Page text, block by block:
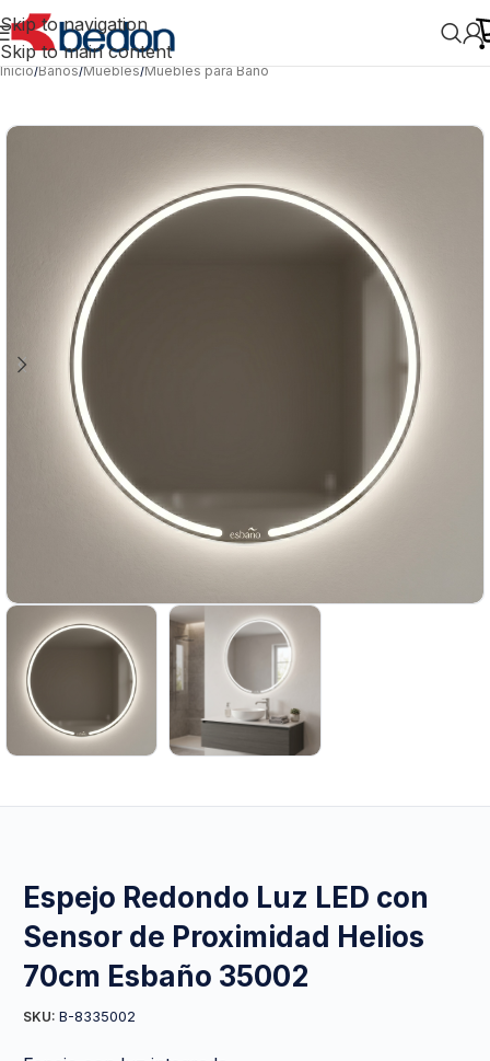
Skip to navigation
Skip to main content
Inicio/Baños/Muebles/Muebles para Baño
Espejo Redondo Luz LED con
Sensor de Proximidad Helios
70cm Esbaño 35002
SKU: B-8335002